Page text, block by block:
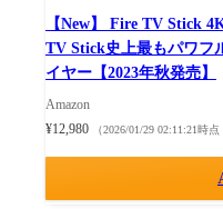
【New】 Fire TV Stick
TV Stick史上最もパワフ
イヤー【2023年秋発売】
Amazon
¥12,980
（2026/01/29 02:11:21時点